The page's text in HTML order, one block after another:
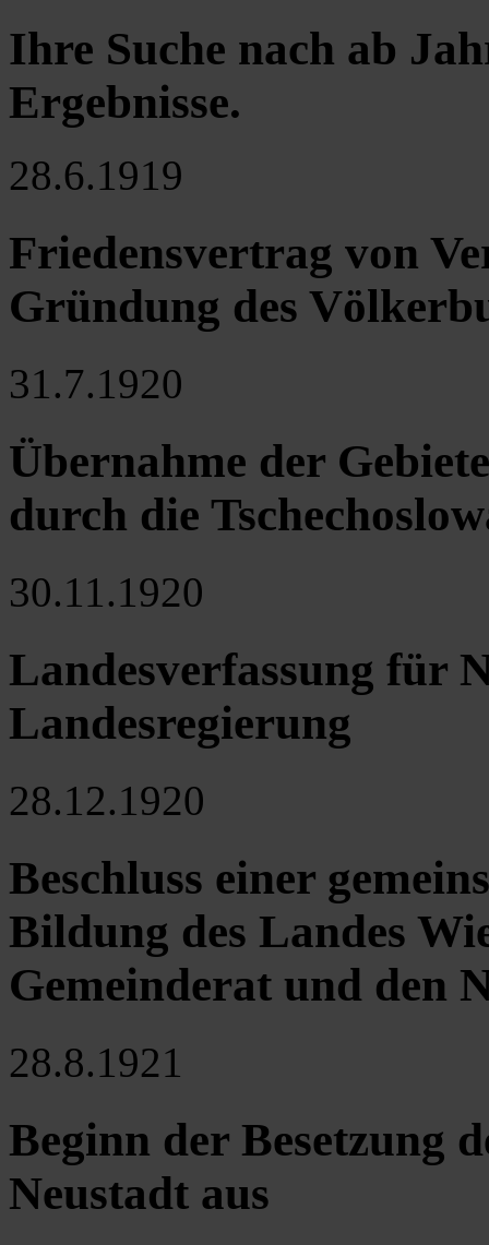
Ihre Suche nach ab
Ergebnisse.
28.6.1919
Friedensvertrag von
Gründung des
31.7.1920
Übernahme der
durch die
30.11.1920
Landesverfassung für
Landesregierung
28.12.1920
Beschluss einer
Bildung des Landes
Gemeinderat und den
28.8.1921
Beginn der Besetzung
Neustadt aus